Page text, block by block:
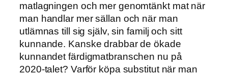
matlagningen och mer genomtänkt mat när
man handlar mer sällan och när man
utlämnas till sig själv, sin familj och sitt
kunnande. Kanske drabbar de ökade
kunnandet färdigmatbranschen nu på
2020-talet? Varför köpa substitut när man